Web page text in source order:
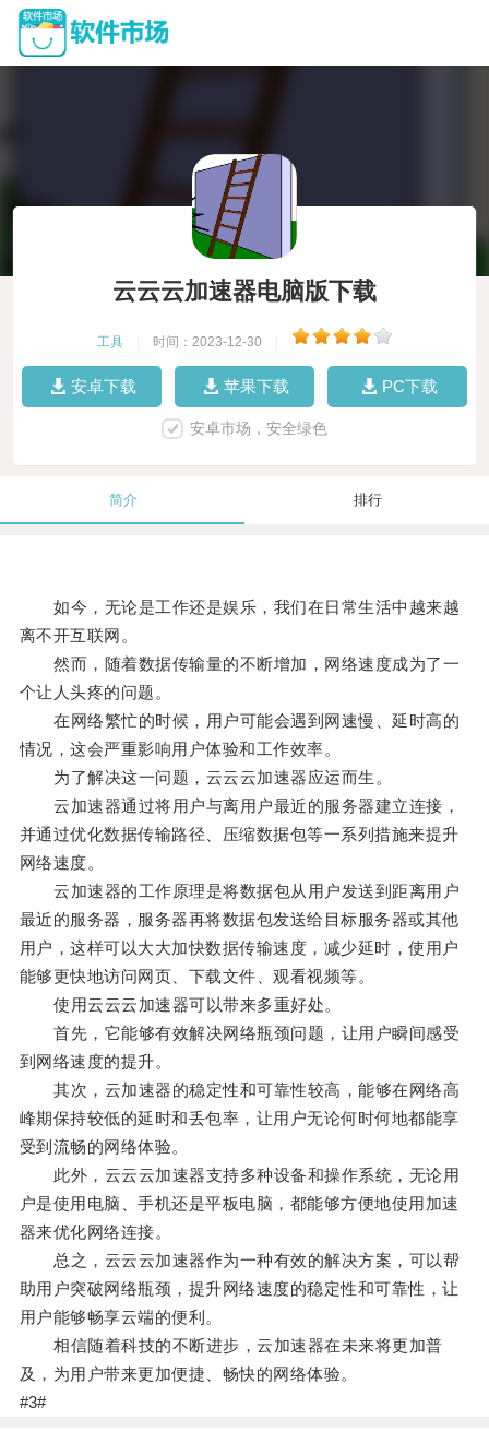
云云云加速器电脑版下载
工具 时间：2023-12-30
安卓下载 苹果下载 PC下载
安卓市场，安全绿色
简介 排行
如今，无论是工作还是娱乐，我们在日常生活中越来越
离不开互联网。
然而，随着数据传输量的不断增加，网络速度成为了一
个让人头疼的问题。
在网络繁忙的时候，用户可能会遇到网速慢、延时高的
情况，这会严重影响用户体验和工作效率。
为了解决这一问题，云云云加速器应运而生。
云加速器通过将用户与离用户最近的服务器建立连接，
并通过优化数据传输路径、压缩数据包等一系列措施来提升
网络速度。
云加速器的工作原理是将数据包从用户发送到距离用户
最近的服务器，服务器再将数据包发送给目标服务器或其他
用户，这样可以大大加快数据传输速度，减少延时，使用户
能够更快地访问网页、下载文件、观看视频等。
使用云云云加速器可以带来多重好处。
首先，它能够有效解决网络瓶颈问题，让用户瞬间感受
到网络速度的提升。
其次，云加速器的稳定性和可靠性较高，能够在网络高
峰期保持较低的延时和丢包率，让用户无论何时何地都能享
受到流畅的网络体验。
此外，云云云加速器支持多种设备和操作系统，无论用
户是使用电脑、手机还是平板电脑，都能够方便地使用加速
器来优化网络连接。
总之，云云云加速器作为一种有效的解决方案，可以帮
助用户突破网络瓶颈，提升网络速度的稳定性和可靠性，让
用户能够畅享云端的便利。
相信随着科技的不断进步，云加速器在未来将更加普
及，为用户带来更加便捷、畅快的网络体验。
#3#